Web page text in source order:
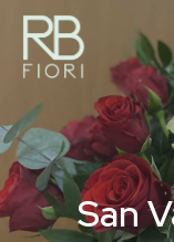
Skip
main
content
San